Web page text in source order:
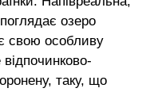
озеро
свою особливу
таку, що